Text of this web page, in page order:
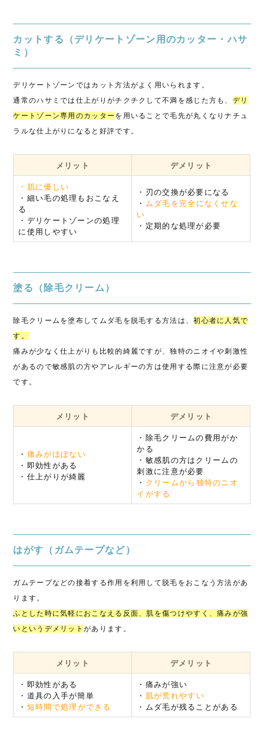
カットする（デリケートゾーン用のカッター・ハサ
ミ）
デリケートゾーンではカット方法がよく用いられます。
通常のハサミでは仕上がりがチクチクして不満を感じた方も、 デリ
ケートゾーン専用のカッター を用いることで毛先が丸くなりナチュ
ラルな仕上がりになると好評です。
メリット
デメリット
・肌に優しい
・細い毛の処理もおこなえ
る
・デリケートゾーンの処理
に使用しやすい
・刃の交換が必要になる
・ ムダ毛を完全になくせな
い
・定期的な処理が必要
塗る（除毛クリーム）
除毛クリームを塗布してムダ毛を脱毛する方法は、初心者に人気で
す。
痛みが少なく仕上がりも比較的綺麗ですが、独特のニオイや刺激性
があるので敏感肌の方やアレルギーの方は使用する際に注意が必要
です。
メリット デメリット
・ 痛みがほぼない
・即効性がある
・仕上がりが綺麗
・除毛クリームの費用がか
かる
・敏感肌の方はクリームの
刺激に注意が必要
・ クリームから独特のニオ
イがする
はがす（ガムテープなど）
ガムテープなどの接着する作用を利用して脱毛をおこなう方法があ
ります。
ふとした時に気軽におこなえる反面、肌を傷つけやすく、痛みが強
いというデメリットがあります。
メリット
デメリット
・即効性がある
・道具の入手が簡単
・ 短時間で処理ができる
・痛みが強い
・ 肌が荒れやすい
・ムダ毛が残ることがある